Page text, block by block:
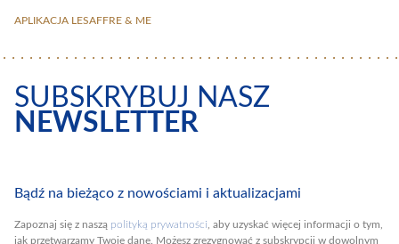
APLIKACJA LESAFFRE & ME
SUBSKRYBUJ NASZ
NEWSLETTER
Bądź na bieżąco z nowościami i aktualizacjami
Zapoznaj się z naszą polityką prywatności , aby uzyskać więcej informacji o tym,
jak przetwarzamy Twoje dane. Możesz zrezygnować z subskrypcji w dowolnym